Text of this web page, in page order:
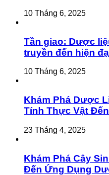
10 Tháng 6, 2025
Tần giao: Dược
truyền đến hiện
10 Tháng 6, 2025
Khám Phá Dược
Tính Thực Vật
23 Tháng 4, 2025
Khám Phá Cây
Đến Ứng Dụng